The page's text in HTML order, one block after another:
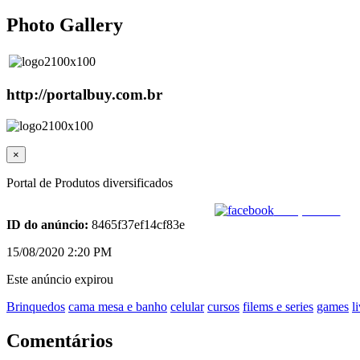
Photo Gallery
http://portalbuy.com.br
×
Portal de Produtos diversificados
Compartilhar
ID do anúncio: 8465f37ef14cf83e
15/08/2020 2:20 PM
Este anúncio expirou
Brinquedos cama mesa e banho celular cursos filems e series games
Comentários